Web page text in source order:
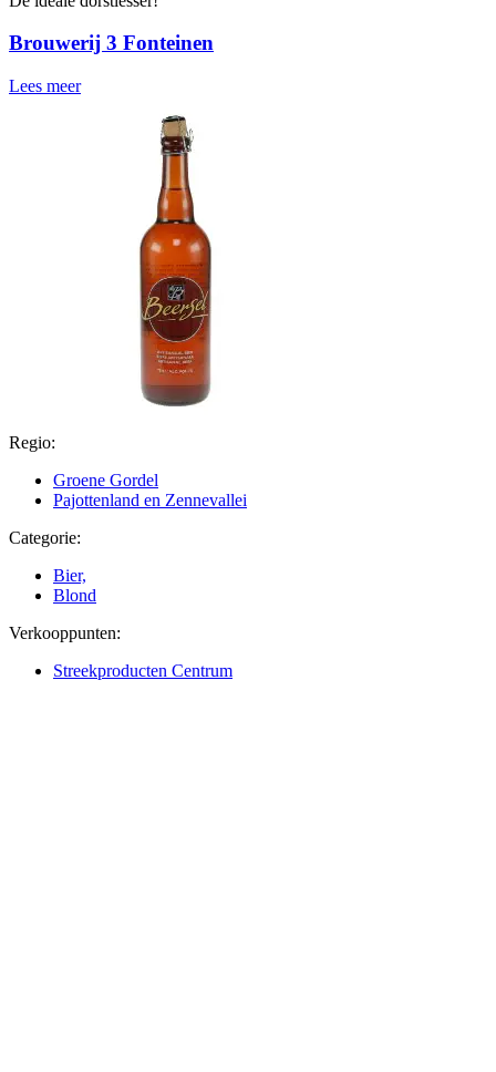
Brouwerij 3 Fonteinen
Lees meer
Regio:
Groene Gordel
Pajottenland en Zennevallei
Categorie:
Bier,
Blond
Verkooppunten:
Streekproducten Centrum